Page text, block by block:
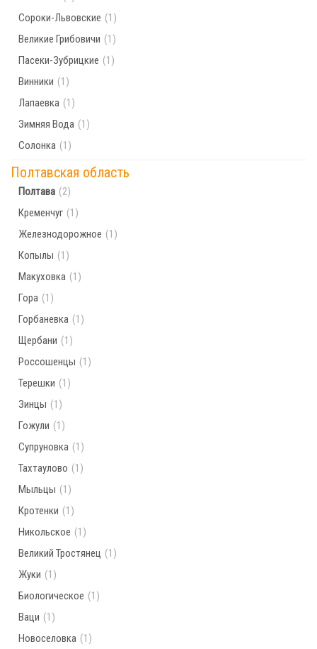
Сороки-Львовские (1)
Великие Грибовичи (1)
Пасеки-Зубрицкие (1)
Винники (1)
Лапаевка (1)
Зимняя Вода (1)
Солонка (1)
Полтавская область
Полтава (2)
Кременчуг (1)
Железнодорожное (1)
Копылы (1)
Макуховка (1)
Гора (1)
Горбаневка (1)
Щербани (1)
Россошенцы (1)
Терешки (1)
Зинцы (1)
Гожули (1)
Супруновка (1)
Тахтаулово (1)
Мыльцы (1)
Кротенки (1)
Никольское (1)
Великий Тростянец (1)
Жуки (1)
Биологическое (1)
Ваци (1)
Новоселовка (1)